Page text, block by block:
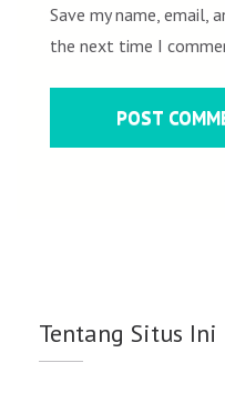
Save my name, email,
the next time I
Tentang Situs Ini